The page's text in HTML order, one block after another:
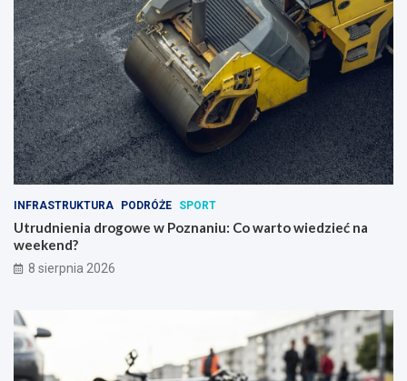
INFRASTRUKTURA PODRÓŻE SPORT
Utrudnienia drogowe w Poznaniu: Co warto wiedzieć na
weekend?
8 sierpnia 2026